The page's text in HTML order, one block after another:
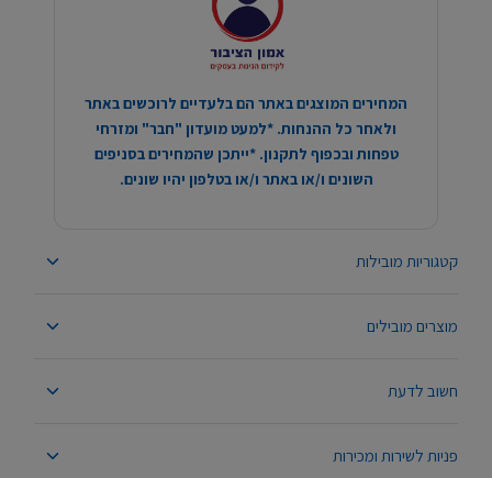
קטגוריות מובילות
מוצרים מובילים
חשוב לדעת
פניות לשירות ומכירות
המחירים המוצגים באתר הם בלעדיים לרוכשים באתר
ולאחר כל ההנחות. *למעט מועדון "חבר" ומזרחי
טפחות ובכפוף לתקנון. *ייתכן שהמחירים בסניפים
השונים ו/או באתר ו/או בטלפון יהיו שונים.